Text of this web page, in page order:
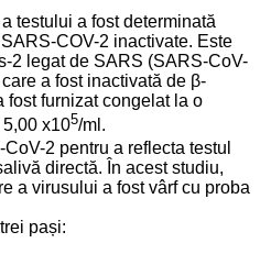
testului a fost determinată
COV-2 inactivate. Este
2 legat de SARS (SARS-CoV-
a fost inactivată de β-
fost furnizat congelat la o
5,00 x105/ml.
2 pentru a reflecta testul
directă. În acest studiu,
a virusului a fost vârf cu proba
pași: